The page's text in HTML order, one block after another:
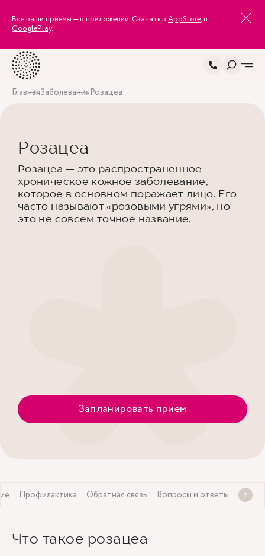
Все ваши приемы — в приложении. Скачать в AppStore, в
GooglePlay.
ГлавнаяЗаболеванияРозацеа
Розацеа
Розацеа — это распространенное
хроническое кожное заболевание,
которое в основном поражает лицо. Его
часто называют «розовыми угрями», но
это не совсем точное название.
Запланировать прием
Профилактика Обратная связь Вопросы и ответы
Что такое розацеа